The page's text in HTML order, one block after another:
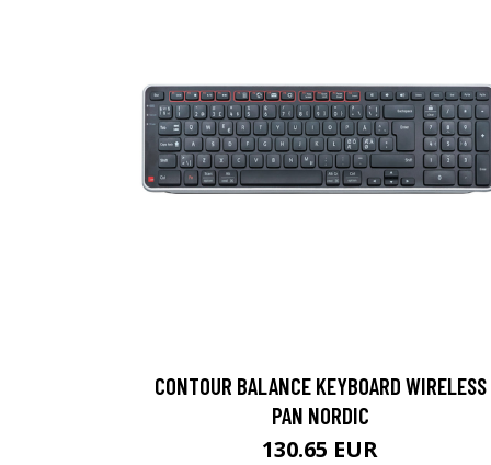
CONTOUR BALANCE KEYBOARD WIRELESS
PAN NORDIC
130.65 EUR